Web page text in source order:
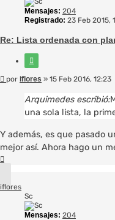
Mensajes: 204
Registrado: 23 Feb 2015,
Re: Lista ordenada con
Mensaje
por iflores » 15 Feb 2016, 12:23
Arquimedes escribió:
una sola lista, la
Y además, es que pasado
mejor así. Ahora hago un
iflores
Sc
Mensajes: 204